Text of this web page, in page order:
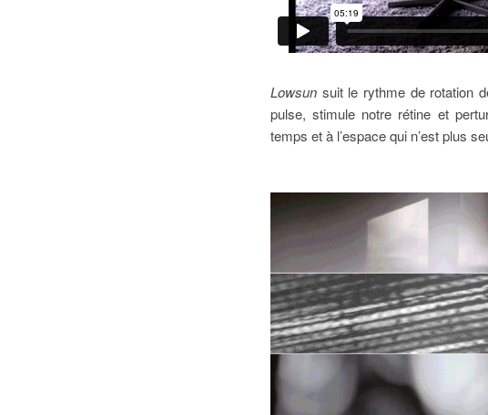
Lowsun suit le rythme de rotation
pulse, stimule notre rétine et
temps et à l’espace qui n’est plus